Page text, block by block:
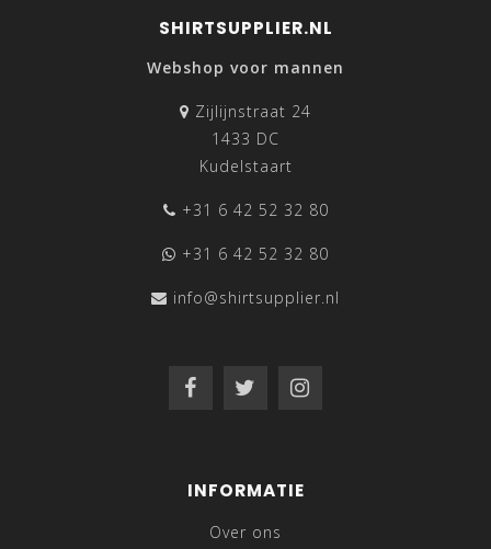
SHIRTSUPPLIER.NL
Webshop voor mannen
Zijlijnstraat 24
1433 DC
Kudelstaart
+31 6 42 52 32 80
+31 6 42 52 32 80
info@shirtsupplier.nl
INFORMATIE
Over ons